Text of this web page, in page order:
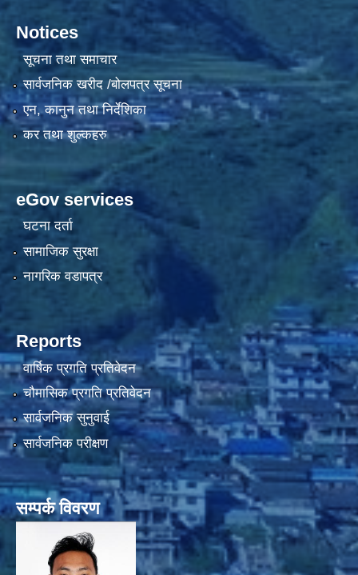
Notices
सूचना तथा समाचार
सार्वजनिक खरीद /बोलपत्र सूचना
एन, कानुन तथा निर्देशिका
कर तथा शुल्कहरु
eGov services
घटना दर्ता
सामाजिक सुरक्षा
नागरिक वडापत्र
Reports
वार्षिक प्रगति प्रतिवेदन
चौमासिक प्रगति प्रतिवेदन
सार्वजनिक सुनुवाई
सार्वजनिक परीक्षण
सम्पर्क विवरण